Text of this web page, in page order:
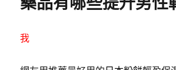
我